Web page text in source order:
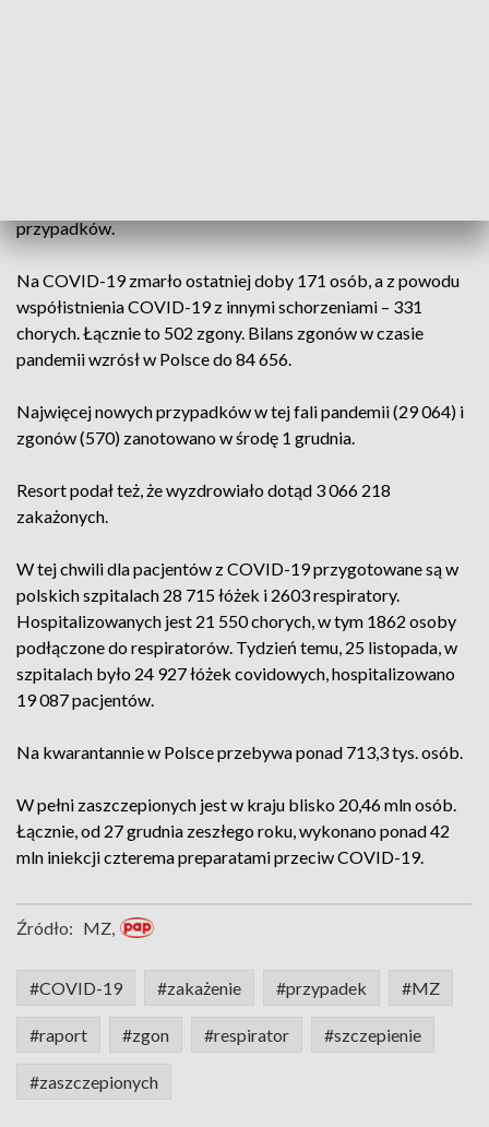
przypadków.
Na COVID-19 zmarło ostatniej doby 171 osób, a z powodu
współistnienia COVID-19 z innymi schorzeniami – 331
chorych. Łącznie to 502 zgony. Bilans zgonów w czasie
pandemii wzrósł w Polsce do 84 656.
Najwięcej nowych przypadków w tej fali pandemii (29 064) i
zgonów (570) zanotowano w środę 1 grudnia.
Resort podał też, że wyzdrowiało dotąd 3 066 218
zakażonych.
W tej chwili dla pacjentów z COVID-19 przygotowane są w
polskich szpitalach 28 715 łóżek i 2603 respiratory.
Hospitalizowanych jest 21 550 chorych, w tym 1862 osoby
podłączone do respiratorów. Tydzień temu, 25 listopada, w
szpitalach było 24 927 łóżek covidowych, hospitalizowano
19 087 pacjentów.
Na kwarantannie w Polsce przebywa ponad 713,3 tys. osób.
W pełni zaszczepionych jest w kraju blisko 20,46 mln osób.
Łącznie, od 27 grudnia zeszłego roku, wykonano ponad 42
mln iniekcji czterema preparatami przeciw COVID-19.
Źródło: MZ,
#COVID-19 #zakażenie #przypadek #MZ
#raport #zgon #respirator #szczepienie
#zaszczepionych